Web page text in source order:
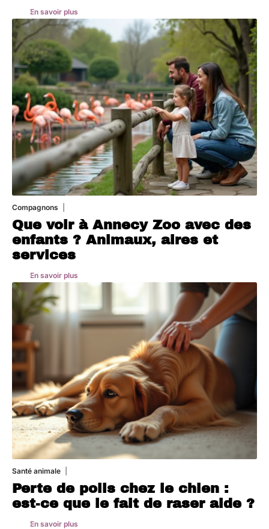
En savoir plus
Compagnons
Que voir à Annecy Zoo avec des
enfants ? Animaux, aires et
services
En savoir plus
Santé animale
Perte de poils chez le chien :
est-ce que le fait de raser aide ?
En savoir plus